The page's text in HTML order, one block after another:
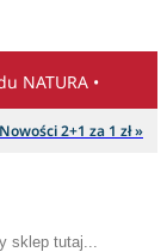
NATURA •
Nowości 2+1 za 1 zł »